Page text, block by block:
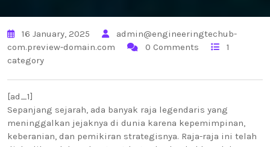
16 January, 2025
admin@engineeringtechub-
com.preview-domain.com
0 Comments
1
category
[ad_1]
Sepanjang sejarah, ada banyak raja legendaris yang
meninggalkan jejaknya di dunia karena kepemimpinan,
keberanian, dan pemikiran strategisnya. Raja-raja ini telah